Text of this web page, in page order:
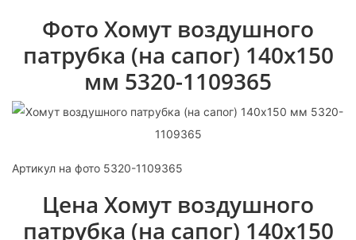
Фото Хомут воздушного
патрубка (на сапог) 140х150
мм 5320-1109365
Артикул на фото 5320-1109365
Цена Хомут воздушного
патрубка (на сапог) 140х150